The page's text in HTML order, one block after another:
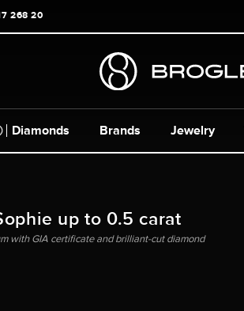
268 20
Diamonds Brands Jewelry
up to 0.5 carat
with GIA certificate and brilliant-cut diamond